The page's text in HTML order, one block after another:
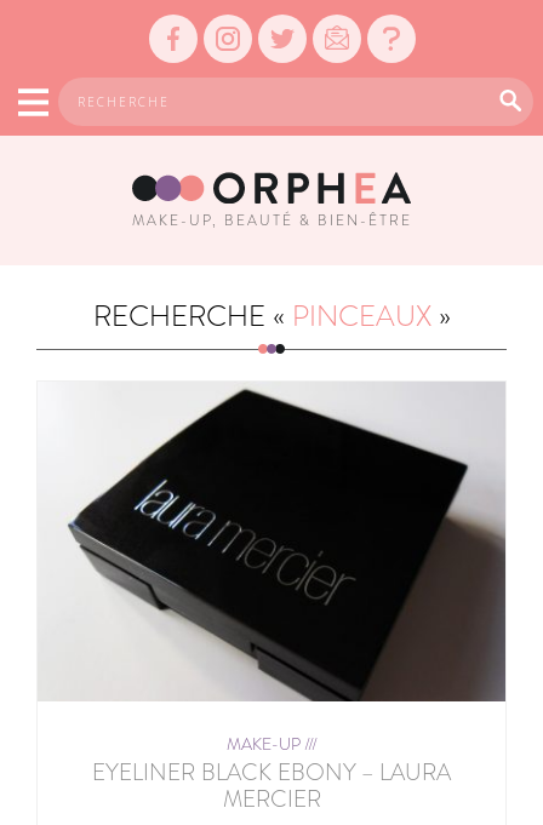
MAKE-UP, BEAUTÉ & BIEN-ÊTRE
RECHERCHE « PINCEAUX»
MAKE-UP ///
EYELINER BLACK EBONY – LAURA
MERCIER